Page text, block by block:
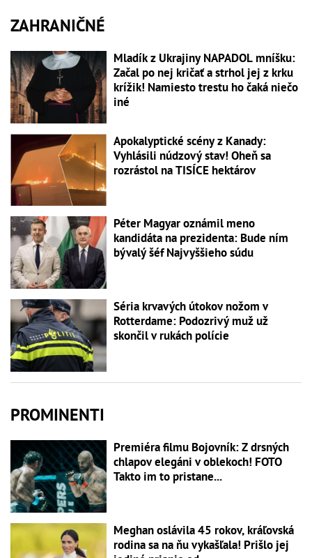
ZAHRANIČNÉ
Mladík z Ukrajiny NAPADOL mníšku:
Začal po nej kričať a strhol jej z krku
krížik! Namiesto trestu ho čaká niečo
iné
Apokalyptické scény z Kanady:
Vyhlásili núdzový stav! Oheň sa
rozrástol na TISÍCE hektárov
Péter Magyar oznámil meno
kandidáta na prezidenta: Bude ním
bývalý šéf Najvyššieho súdu
Séria krvavých útokov nožom v
Rotterdame: Podozrivý muž už
skončil v rukách polície
PROMINENTI
Premiéra filmu Bojovník: Z drsných
chlapov elegáni v oblekoch! FOTO
Takto im to pristane...
Meghan oslávila 45 rokov, kráľovská
rodina sa na ňu vykašľala! Prišlo jej